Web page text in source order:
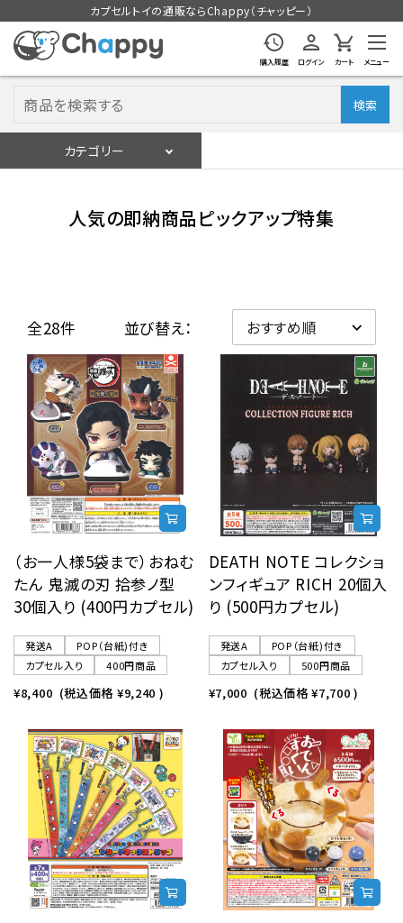
カプセルトイの通販ならChappy（チャッピー）
購入履歴 ログイン カート メニュー
検索
カテゴリー
販促用空カプセル
レンタル
景品・玩具・文具
販促用カプセルトイ
ご利用ガイド
06-6282-7659
人気の即納商品ピックアップ特集
全28件 並び替え：
（お一人様5袋まで）おねむ
たん 鬼滅の刃 拾参ノ型
30個入り (400円カプセル)
発送A
POP（台紙)付き
カプセル入り
400円商品
¥8,400 (税込価格 ¥9,240 )
DEATH NOTE コレクショ
ンフィギュア RICH 20個入
り (500円カプセル)
発送A
POP（台紙)付き
カプセル入り
500円商品
¥7,000 (税込価格¥7,700 )